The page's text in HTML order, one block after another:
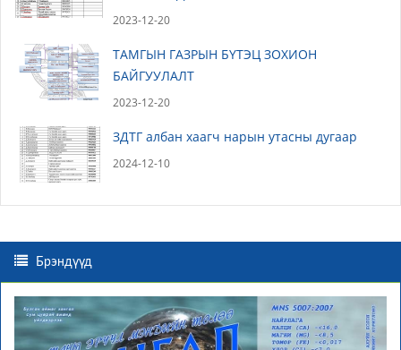
2023-12-20
ТАМГЫН ГАЗРЫН БҮТЭЦ ЗОХИОН
БАЙГУУЛАЛТ
2023-12-20
ЗДТГ албан хаагч нарын утасны дугаар
2024-12-10
Брэндүүд